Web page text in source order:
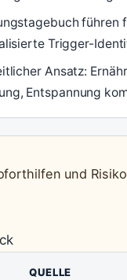
führen
Trigger-
Ansatz:
Entspannung
und
QUELLE